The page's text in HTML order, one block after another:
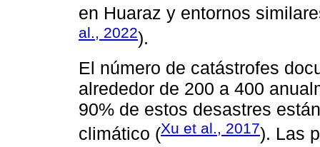
en Huaraz y entornos
al., 2022).
El número de catástrofes
alrededor de 200 a 400
90% de estos desastres
climático (Xu et al., 2017). Las